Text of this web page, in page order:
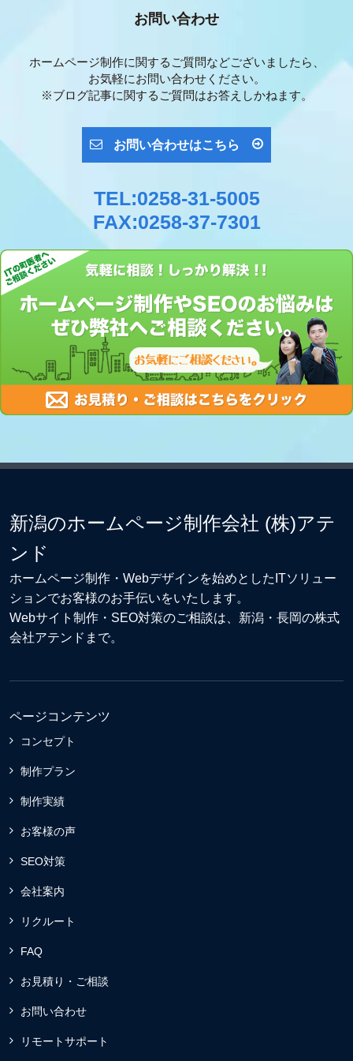
お問い合わせ
ホームページ制作に関するご質問などございましたら、
お気軽にお問い合わせください。
※ブログ記事に関するご質問はお答えしかねます。
お問い合わせはこちら
TEL:0258-31-5005
FAX:0258-37-7301
新潟のホームページ制作会社 (株)アテ
ンド
ホームページ制作・Webデザインを始めとしたITソリュー
ションでお客様のお手伝いをいたします。
Webサイト制作 ・ SEO対策のご相談は、新潟・長岡の株式
会社アテンドまで。
ページコンテンツ
コンセプト
制作プラン
制作実績
お客様の声
SEO対策
会社案内
リクルート
FAQ
お見積り・ご相談
お問い合わせ
リモートサポート